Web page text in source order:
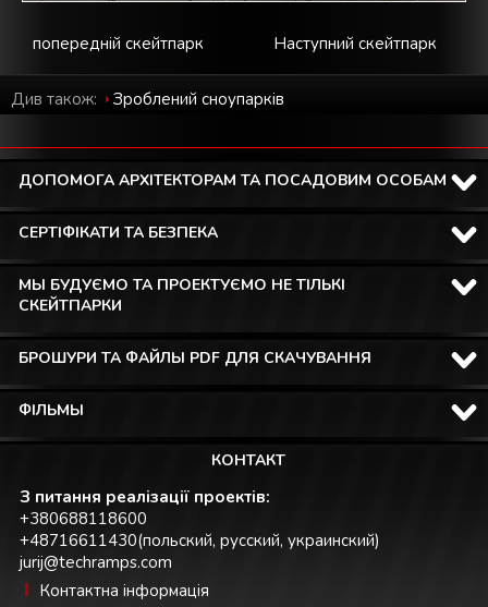
Наступний скейтпарк
попередній скейтпарк
Див також: Зроблений cноупарків
ДОПОМОГА АРХІТЕКТОРАМ ТА ПОСАДОВИМ ОСОБАМ
СЕРТІФІКАТИ ТА БЕЗПЕКА
МЫ БУДУЄМО ТА ПРОЕКТУЄМО НЕ ТІЛЬКІ
СКЕЙТПАРКИ
БРОШУРИ ТА ФАЙЛЫ PDF ДЛЯ СКАЧУВАННЯ
ФІЛЬМЫ
КОНТАКТ
З питання реалізації проектів:
+380688118600
+48716611430(польский, русский, украинский)
jurij@techramps.com
Контактна інформація